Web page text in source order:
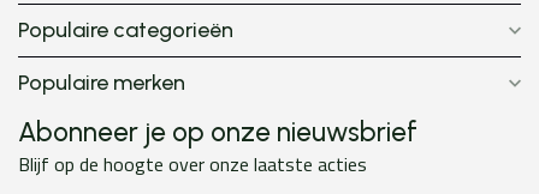
Populaire categorieën
Populaire merken
Abonneer je op onze nieuwsbrief
Blijf op de hoogte over onze laatste acties